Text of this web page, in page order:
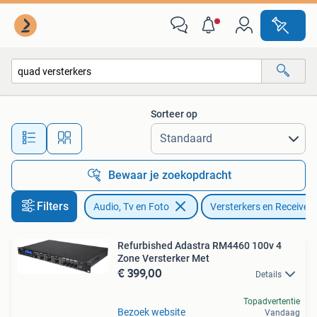
Alle afstanden…
Sorteer op
Bewaar je zoekopdracht
Filters Audio, Tv en Foto Versterkers en Receivers
Refurbished Adastra RM4460 100v 4
Zone Versterker Met
€ 399,00 Details
Bezoek website
Topadvertentie
Vandaag